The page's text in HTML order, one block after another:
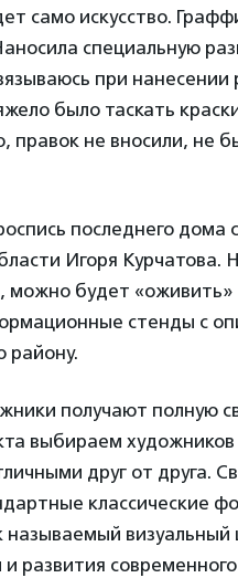
само искусство.
специальную
при нанесении
было таскать
правок не вносили, не
последнего дома
Игоря Курчатова.
можно будет «оживить»
стенды с
району.
получают полную
выбираем
друг от друга.
классические
называемый
современного